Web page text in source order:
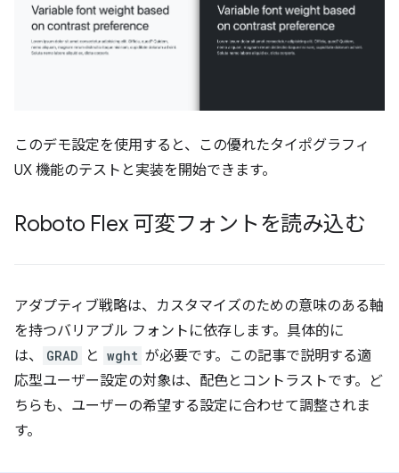
このデモ設定を使用すると、この優れたタイポグラフィ
UX 機能のテストと実装を開始できます。
Roboto Flex 可変フォントを読み込む
アダプティブ戦略は、カスタマイズのための意味のある軸
を持つバリアブル フォントに依存します。具体的に
は、
GRAD と wght が必要です。この記事で説明する適
応型ユーザー設定の対象は、配色とコントラストです。ど
ちらも、ユーザーの希望する設定に合わせて調整されま
す。